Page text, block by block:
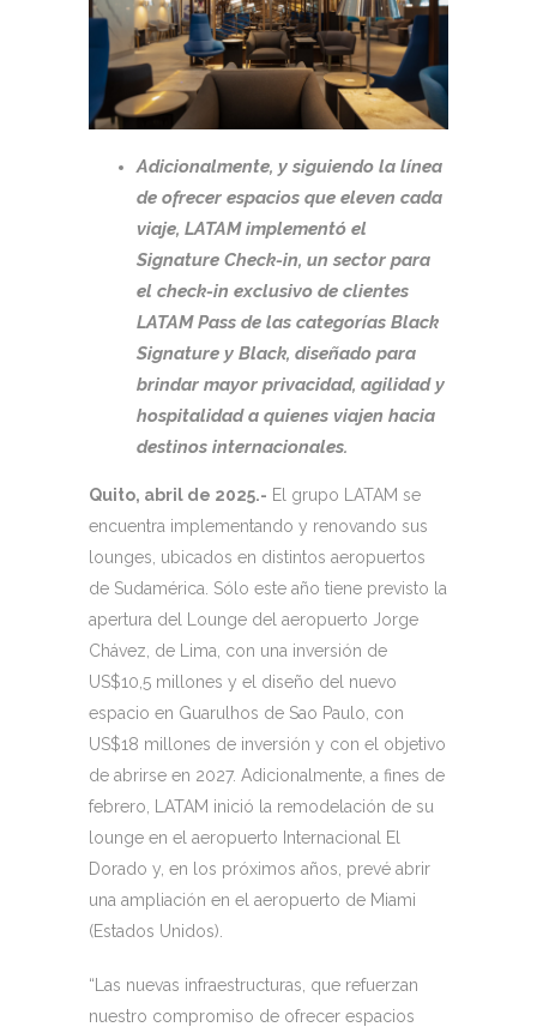
Adicionalmente, y siguiendo la línea
de ofrecer espacios que eleven cada
viaje, LATAM implementó el
Signature Check-in, un sector para
el check-in exclusivo de clientes
LATAM Pass de las categorías Black
Signature y Black, diseñado para
brindar mayor privacidad, agilidad y
hospitalidad a quienes viajen hacia
destinos internacionales.
Quito, abril de 2025.- El grupo LATAM se
encuentra implementando y renovando sus
lounges, ubicados en distintos aeropuertos
de Sudamérica. Sólo este año tiene previsto la
apertura del Lounge del aeropuerto Jorge
Chávez, de Lima, con una inversión de
US$10,5 millones y el diseño del nuevo
espacio en Guarulhos de Sao Paulo, con
US$18 millones de inversión y con el objetivo
de abrirse en 2027. Adicionalmente, a fines de
febrero, LATAM inició la remodelación de su
lounge en el aeropuerto Internacional El
Dorado y, en los próximos años, prevé abrir
una ampliación en el aeropuerto de Miami
(Estados Unidos).
“Las nuevas infraestructuras, que refuerzan
nuestro compromiso de ofrecer espacios